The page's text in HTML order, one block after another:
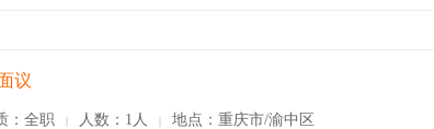
议
：全职 | 人数：1人 | 地点：重庆市/渝中区